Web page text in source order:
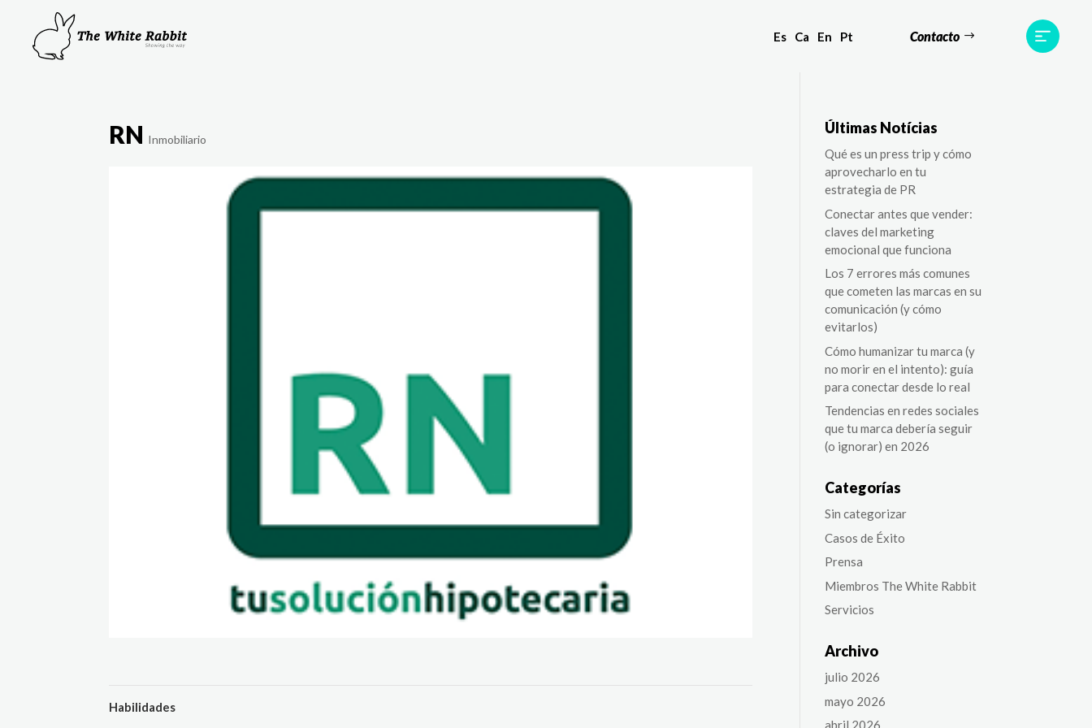
Es Ca En Pt Contacto
RN Inmobiliario
Habilidades
Últimas Notícias
Qué es un press trip y cómo
aprovecharlo en tu
estrategia de PR
Conectar antes que vender:
claves del marketing
emocional que funciona
Los 7 errores más comunes
que cometen las marcas en su
comunicación (y cómo
evitarlos)
Cómo humanizar tu marca (y
no morir en el intento): guía
para conectar desde lo real
Tendencias en redes sociales
que tu marca debería seguir
(o ignorar) en 2026
Categorías
Sin categorizar
Casos de Éxito
Prensa
Miembros The White Rabbit
Servicios
Archivo
julio 2026
mayo 2026
abril 2026